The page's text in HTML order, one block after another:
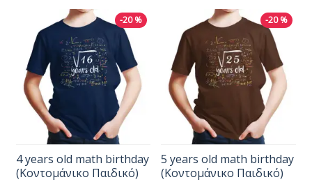
-20 %
4 years old math birthday
(Κοντομάνικο Παιδικό)
-20 %
5 years old math birthday
(Κοντομάνικο Παιδικό)